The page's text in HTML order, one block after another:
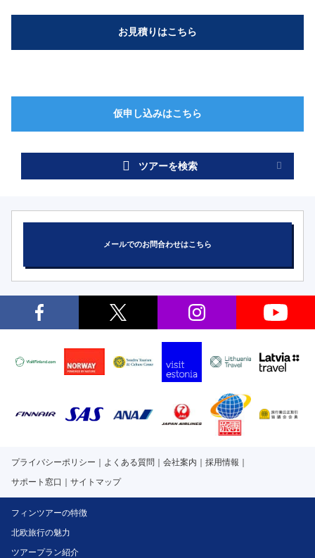
ツアーを検索
メールでのお問合わせはこちら
プライバシーポリシー よくある質問 会社案内
採用情報
サポート窓口
サイトマップ
フィンツアーの特徴
北欧旅行の魅力
ツアープラン紹介